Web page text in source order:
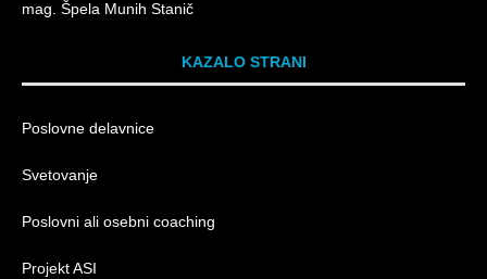
mag. Špela Munih Stanič
KAZALO STRANI
Poslovne delavnice
Svetovanje
Poslovni ali osebni coaching
Projekt ASI